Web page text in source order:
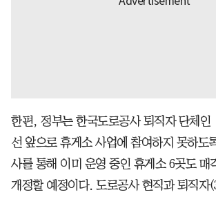
한편, 정부는 한국도로공사 퇴직자 단체인
선 앞으로 휴게소 사업에 참여하지 못하도
사를 통해 이미 운영 중인 휴게소 6곳도 매
개정할 예정이다. 도로공사 현직과 퇴직자